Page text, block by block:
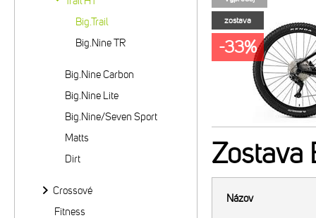
zostava
-33%
Zostava
Názov
Big.Trail
Big.Nine TR
Big.Nine Carbon
Big.Nine Lite
Big.Nine/Seven Sport
Matts
Dirt
Crossové
Fitness